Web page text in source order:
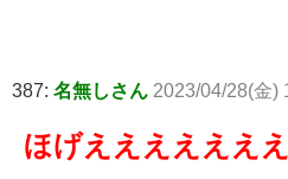
387: 名無しさん 2023/04/28(金)
ほげええええええ